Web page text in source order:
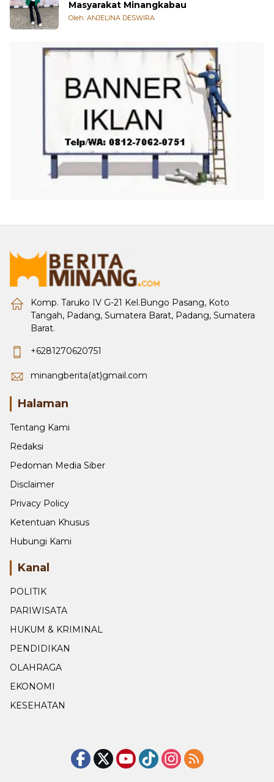
Masyarakat Minangkabau
Oleh: ANJELINA DESWIRA
Komp. Taruko IV G-21 Kel.Bungo Pasang, Koto
Tangah, Padang, Sumatera Barat, Padang, Sumatera
Barat.
+6281270620751
minangberita(at)gmail.com
Halaman
Tentang Kami
Redaksi
Pedoman Media Siber
Disclaimer
Privacy Policy
Ketentuan Khusus
Hubungi Kami
Kanal
POLITIK
PARIWISATA
HUKUM & KRIMINAL
PENDIDIKAN
OLAHRAGA
EKONOMI
KESEHATAN